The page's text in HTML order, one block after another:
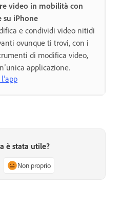
video in mobilità con
su iPhone
e condividi video nitidi
ovunque ti trovi, con i
di modifica video,
applicazione.
è stata utile?
Non proprio